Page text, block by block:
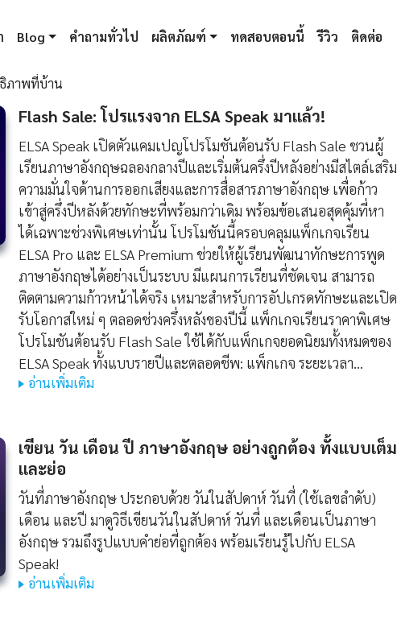
Blog คำถามทั่วไป ผลิตภัณฑ์ ทดสอบตอนนี้ รีวิว ติดต่อ
ภาพที่บ้าน
Flash Sale: โปรแรงจาก ELSA Speak มาแล้ว!
ELSA Speak เปิดตัวแคมเปญโปรโมชันต้อนรับ Flash Sale ชวนผู้
เรียนภาษาอังกฤษฉลองกลางปีและเริ่มต้นครึ่งปีหลังอย่างมีสไตล์เสริม
ความมั่นใจด้านการออกเสียงและการสื่อสารภาษาอังกฤษ เพื่อก้าว
เข้าสู่ครึ่งปีหลังด้วยทักษะที่พร้อมกว่าเดิม พร้อมข้อเสนอสุดคุ้มที่หา
ได้เฉพาะช่วงพิเศษเท่านั้น โปรโมชันนี้ครอบคลุมแพ็กเกจเรียน
ELSA Pro และ ELSA Premium ช่วยให้ผู้เรียนพัฒนาทักษะการพูด
ภาษาอังกฤษได้อย่างเป็นระบบ มีแผนการเรียนที่ชัดเจน สามารถ
ติดตามความก้าวหน้าได้จริง เหมาะสำหรับการอัปเกรดทักษะและเปิด
รับโอกาสใหม่ ๆ ตลอดช่วงครึ่งหลังของปีนี้ แพ็กเกจเรียนราคาพิเศษ
โปรโมชันต้อนรับ Flash Sale ใช้ได้กับแพ็กเกจยอดนิยมทั้งหมดของ
ELSA Speak ทั้งแบบรายปีและตลอดชีพ: แพ็กเกจ ระยะเวลา…
อ่านเพิ่มเติม
เขียน วัน เดือน ปี ภาษาอังกฤษ อย่างถูกต้อง ทั้งแบบเต็ม
และย่อ
วันที่ภาษาอังกฤษ ประกอบด้วย วันในสัปดาห์ วันที่ (ใช้เลขลำดับ)
เดือน และปี มาดูวิธีเขียนวันในสัปดาห์ วันที่ และเดือนเป็นภาษา
อังกฤษ รวมถึงรูปแบบคำย่อที่ถูกต้อง พร้อมเรียนรู้ไปกับ ELSA
Speak!
อ่านเพิ่มเติม